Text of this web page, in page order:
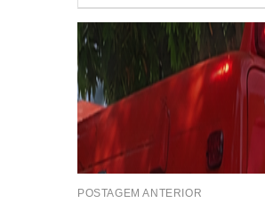
POSTAGEM ANTERIOR